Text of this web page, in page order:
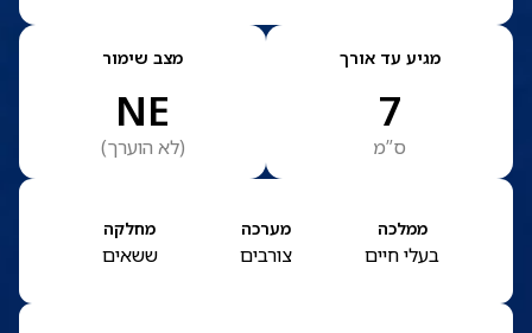
מגיע עד אורך
7
ס”מ
מצב שימור
NE
(לא הוערך)
ממלכה
בעלי חיים
מערכה
צורבים
מחלקה
ששאים